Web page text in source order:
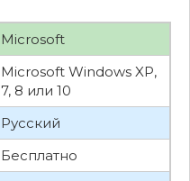
Microsoft
Microsoft Windows XP,
7, 8 или 10
Русский
Бесплатно